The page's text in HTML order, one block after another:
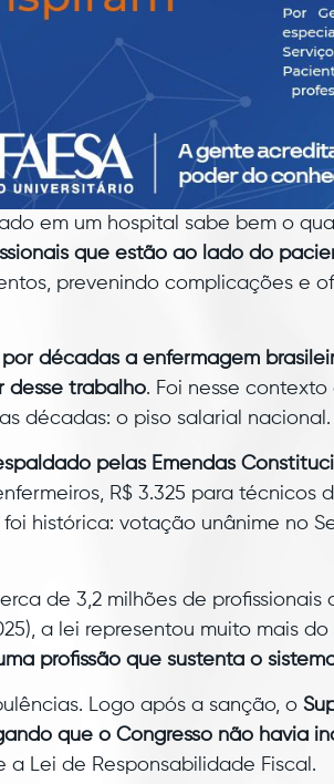
em um hospital sabe bem o
que estão ao lado do
prevenindo complicações e
por décadas a enfermagem
desse trabalho. Foi nesse
décadas: o piso salarial nacional.
pelas Emendas
R$ 3.325 para técnicos
histórica: votação unânime no
de 3,2 milhões de profissionais
a lei representou muito mais
profissão que sustenta o
Logo após a sanção, o
que o Congresso não havia
Lei de Responsabilidade Fiscal.